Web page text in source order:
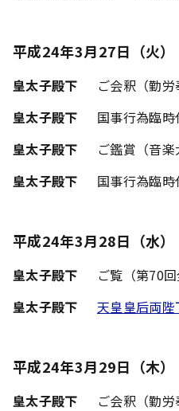
平成24年3月27日（火）
皇太子殿下
ご会釈（勤労
皇太子殿下
国事行為臨時
皇太子殿下
ご鑑賞（音
皇太子殿下
国事行為臨
平成24年3月28日（水）
皇太子殿下
ご覧（第70
皇太子殿下
天皇皇后両
平成24年3月29日（木）
皇太子殿下
ご会釈（勤労